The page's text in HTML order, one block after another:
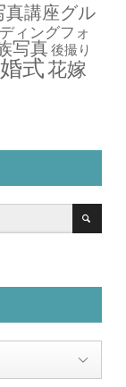
真講座グル
ィングフォ
写真 後撮り
式花嫁